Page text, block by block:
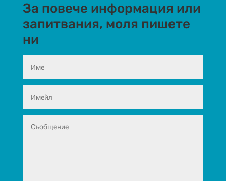
За повече информация или
запитвания, моля пишете
ни